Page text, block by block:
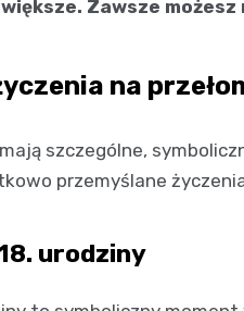
Zawsze
na
szczególne,
przemyślane
urodziny